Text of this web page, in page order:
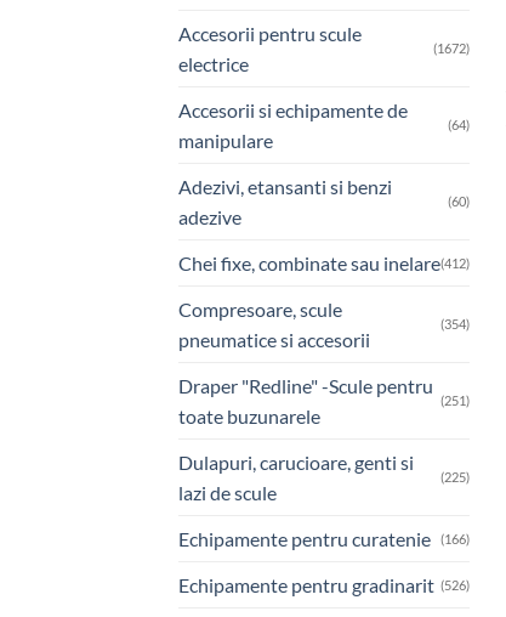
Accesorii pentru scule
electrice
(1672)
Accesorii si echipamente de
manipulare
(64)
Adezivi, etansanti si benzi
adezive
(60)
Chei fixe, combinate sau inelare(412)
Compresoare, scule
pneumatice si accesorii
(354)
Draper "Redline" -Scule pentru
toate buzunarele
(251)
Dulapuri, carucioare, genti si
lazi de scule
(225)
Echipamente pentru curatenie (166)
Echipamente pentru gradinarit (526)